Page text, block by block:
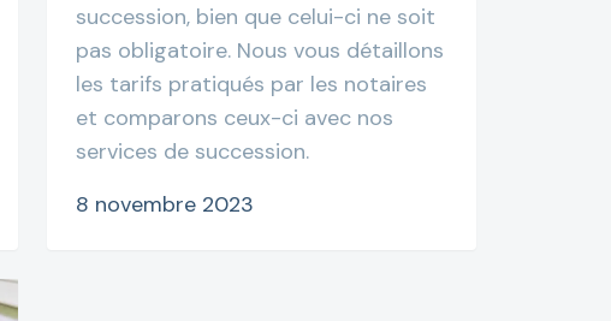
succession, bien que celui-ci ne soit
pas obligatoire. Nous vous détaillons
les tarifs pratiqués par les notaires
et comparons ceux-ci avec nos
services de succession.
8 novembre 2023